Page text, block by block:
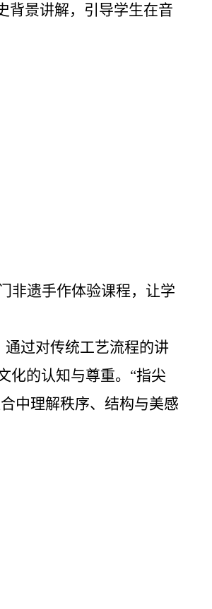
背景讲解，引导学生在音
非遗手作体验课程，让学
通过对传统工艺流程的讲
化的认知与尊重。“指尖
中理解秩序、结构与美感